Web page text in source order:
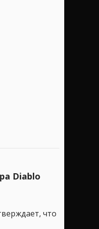
Diablo
что